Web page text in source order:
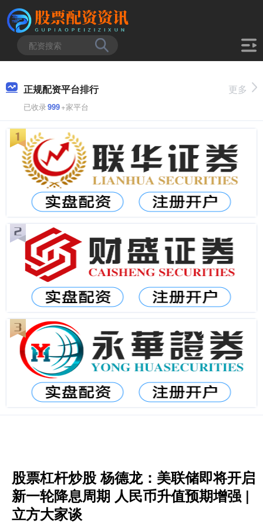
正规配资平台排行
已收录999+家平台
更多
股票杠杆炒股 杨德龙：美联储即将开启
新一轮降息周期 人民币升值预期增强 |
立方大家谈